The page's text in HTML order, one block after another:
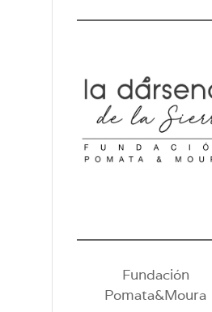
Fundación
Pomata&Moura